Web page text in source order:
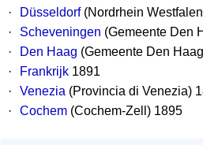
·
Düsseldorf(Nordrhein
·
Scheveningen (Gemeente Den
·
Den Haag (Gemeente Den
·
Frankrijk 1891
·
Venezia (Provincia di Venezia)
·
Cochem (Cochem-Zell) 1895